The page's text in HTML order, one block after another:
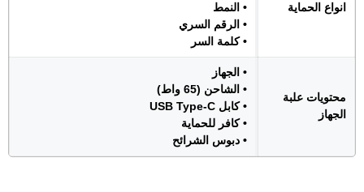
انواع الحماية
• النمط
• الرقم السري
• كلمة السر
محتويات علبة
الجهاز
• الجهاز
• الشاحن (65 واط)
• كابل USB Type-C
• كافر للحماية
• دبوس الشرائح